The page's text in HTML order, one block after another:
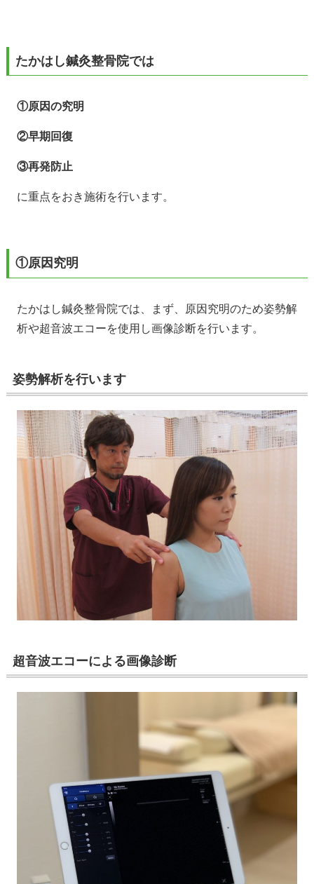
たかはし鍼灸整骨院では
①原因の究明
②早期回復
③再発防止
に重点をおき施術を行います。
①原因究明
たかはし鍼灸整骨院では、まず、原因究明のため姿勢解
析や超音波エコーを使用し画像診断を行います。
姿勢解析を行います
超音波エコーによる画像診断